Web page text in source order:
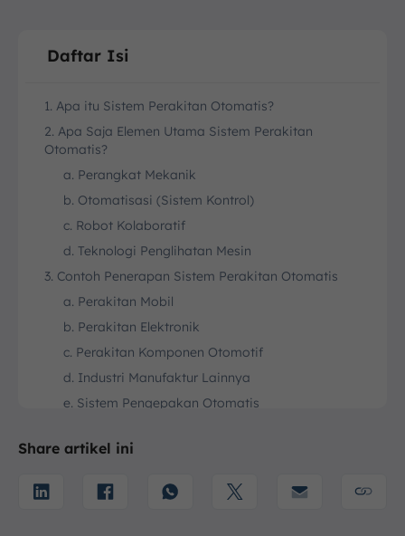
Daftar Isi
1. Apa itu Sistem Perakitan Otomatis?
2. Apa Saja Elemen Utama Sistem Perakitan
Otomatis?
a. Perangkat Mekanik
b. Otomatisasi (Sistem Kontrol)
c. Robot Kolaboratif
d. Teknologi Penglihatan Mesin
3. Contoh Penerapan Sistem Perakitan Otomatis
a. Perakitan Mobil
b. Perakitan Elektronik
c. Perakitan Komponen Otomotif
d. Industri Manufaktur Lainnya
e. Sistem Pengepakan Otomatis
Otomatis dalam Proses Produksi?
b. Kualitas yang Lebih Konsisten
Share artikel ini